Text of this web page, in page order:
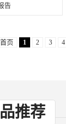
告
首页 1 2 3 4
推荐